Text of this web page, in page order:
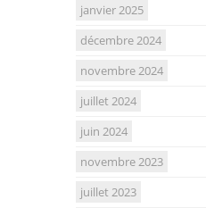
janvier 2025
décembre 2024
novembre 2024
juillet 2024
juin 2024
novembre 2023
juillet 2023